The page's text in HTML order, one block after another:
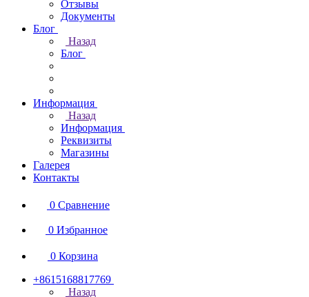
Отзывы
Документы
Блог
Назад
Блог
Информация
Назад
Информация
Реквизиты
Магазины
Галерея
Контакты
0 Сравнение
0 Избранное
0 Корзина
+8615168817769
Назад